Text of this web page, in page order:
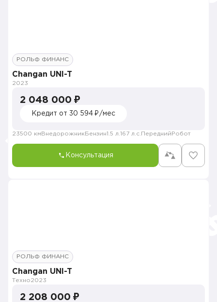
РОЛЬФ ФИНАНС
Changan UNI-T
2023
2 048 000 ₽
Кредит от 30 594 ₽/мес
23500 км Внедорожник Бензин1.5 л. 167 л.с. Передний Робот
Консультация
РОЛЬФ ФИНАНС
Changan UNI-T
Техно2023
2 208 000 ₽